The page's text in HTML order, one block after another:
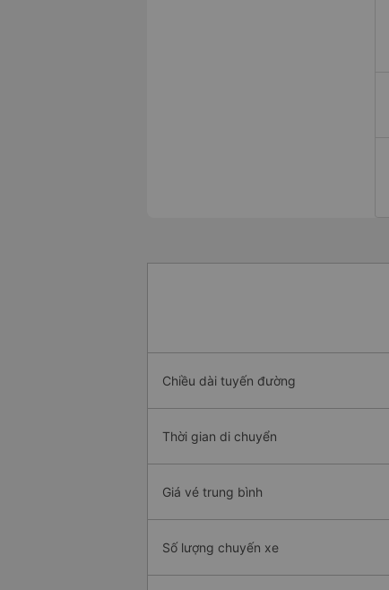
Chiều dài tuyến đường
Thời gian di chuyển
Giá vé trung bình
Số lượng chuyến xe